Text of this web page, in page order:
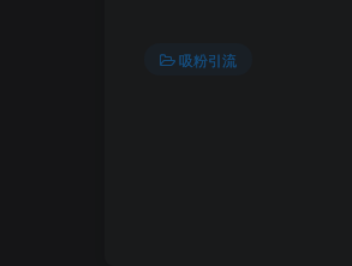
吸粉引流